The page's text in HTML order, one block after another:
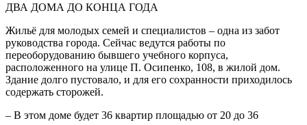
ДВА ДОМА ДО КОНЦА ГОДА
Жильё для молодых семей и специалистов – одна из забот
руководства города. Сейчас ведутся работы по
переоборудованию бывшего учебного корпуса,
расположенного на улице П. Осипенко, 108, в жилой дом.
Здание долго пустовало, и для его сохранности приходилось
содержать сторожей.
– В этом доме будет 36 квартир площадью от 20 до 36